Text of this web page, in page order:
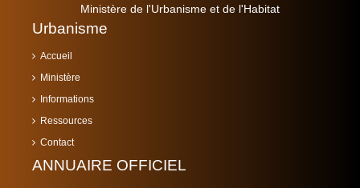
Ministère de l'Urbanisme et de l'Habitat
Urbanisme
Accueil
Ministère
Informations
Ressources
Contact
ANNUAIRE OFFICIEL